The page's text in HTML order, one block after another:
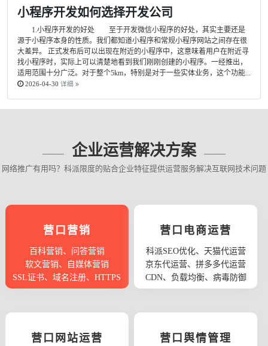
小程序开发如何选择开发公司
1.小程序开发的好处 至于开发微信小程序的好处，其实主要还是
源于小程序本身的性质。我们都知道小程序和常规小程序网站之间存在很
大差异。 正式发布后可以出现在附近的小程序中，这意味着用户在附近寻
找小程序时，实际上可以清楚地看到我们刚刚创建的小程序。一经推出，
适用范围十分广泛。对于整个5km，特别是对于一些实体业务，这个功能...
2026-04-30 详细
企业运营解决方案
网络推广有用吗？科派限度的贴合企业特征提供运营服务解决互联网技术问题
营口营销
百科营销、问答营销
软文营销、自媒体营销
SSL证书、域名注册、HTTPS
营口电商运营
科派SEO优化、天猫代运营
京东代运营、拼多多代运营
CDN、负载均衡、病毒防御
营口网站运营 营口舆情管理